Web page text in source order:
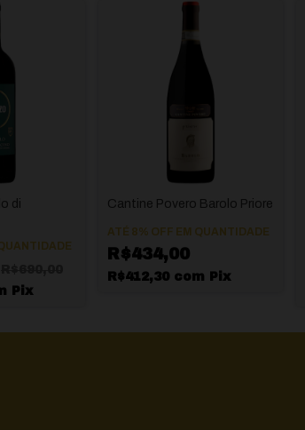
di
Pix
Cantine Povero Barolo Priore
ATÉ 8% OFF EM QUANTIDADE
R$434,00
R$412,30 com Pix